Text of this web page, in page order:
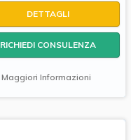
DETTAGLI
RICHIEDI CONSULENZA
Maggiori Informazioni